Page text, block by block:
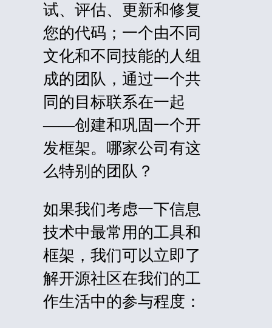
试、评估、更新和修复
您的代码；一个由不同
文化和不同技能的人组
成的团队，通过一个共
同的目标联系在一起
——创建和巩固一个开
发框架。哪家公司有这
么特别的团队？
如果我们考虑一下信息
技术中最常用的工具和
框架，我们可以立即了
解开源社区在我们的工
作生活中的参与程度：